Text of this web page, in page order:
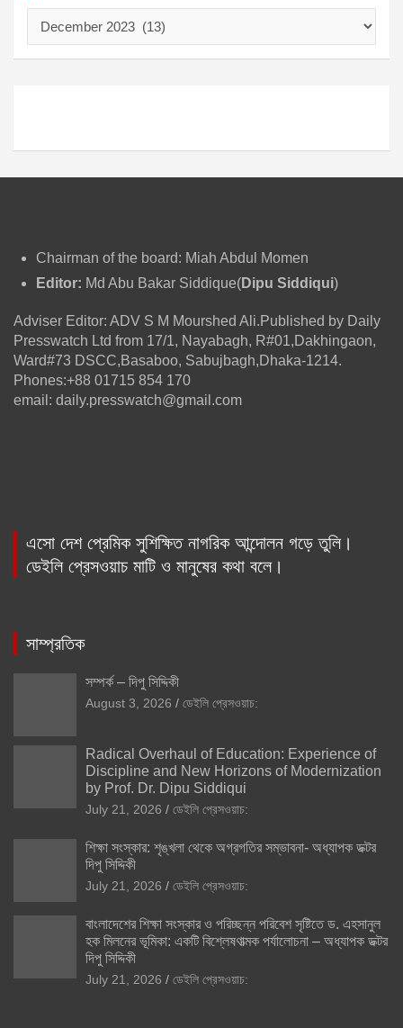
ই
Chairman of the board: Miah Abdul Momen
Editor: Md Abu Bakar Siddique(Dipu Siddiqui)
Adviser Editor: ADV S M Mourshed Ali.Published by Daily
Presswatch Ltd from 17/1, Nayabagh, R#01,Dakhingaon,
Ward#73 DSCC,Basaboo, Sabujbagh,Dhaka-1214.
Phones:+88 01715 854 170
email: daily.presswatch@gmail.com
এসো দেশ প্রেমিক সুশিক্ষিত নাগরিক আন্দোলন গড়ে তুলি।
ডেইলি প্রেসওয়াচ মাটি ও মানুষের কথা বলে।
সাম্প্রতিক
সম্পর্ক – দিপু সিদ্দিকী
August 3, 2026 ডেইলি প্রেসওয়াচ:
Radical Overhaul of Education: Experience of
Discipline and New Horizons of Modernization
by Prof. Dr. Dipu Siddiqui
July 21, 2026 ডেইলি প্রেসওয়াচ:
শিক্ষা সংস্কার: শৃঙ্খলা থেকে অগ্রগতির সম্ভাবনা- অধ্যাপক ডক্টর
দিপু সিদ্দিকী
July 21, 2026 ডেইলি প্রেসওয়াচ:
বাংলাদেশের শিক্ষা সংস্কার ও পরিচ্ছন্ন পরিবেশ সৃষ্টিতে ড. এহসানুল
হক মিলনের ভূমিকা: একটি বিশ্লেষণাত্মক পর্যালোচনা – অধ্যাপক ডক্টর
দিপু সিদ্দিকী
July 21, 2026 ডেইলি প্রেসওয়াচ: